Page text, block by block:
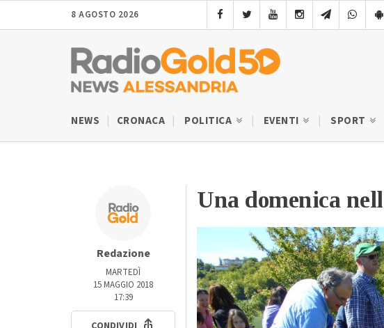
8 AGOSTO 2026
NEWS CRONACA POLITICA EVENTI SPORT
Redazione
MARTEDÌ
15 MAGGIO 2018
17:39
Una domenica